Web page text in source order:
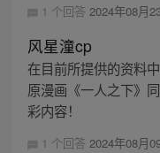
1 个回答 2024年08月
风星潼cp
在目前所提供的资料
原漫画《一人之下》
彩内容！
1 个回答 2024年08月